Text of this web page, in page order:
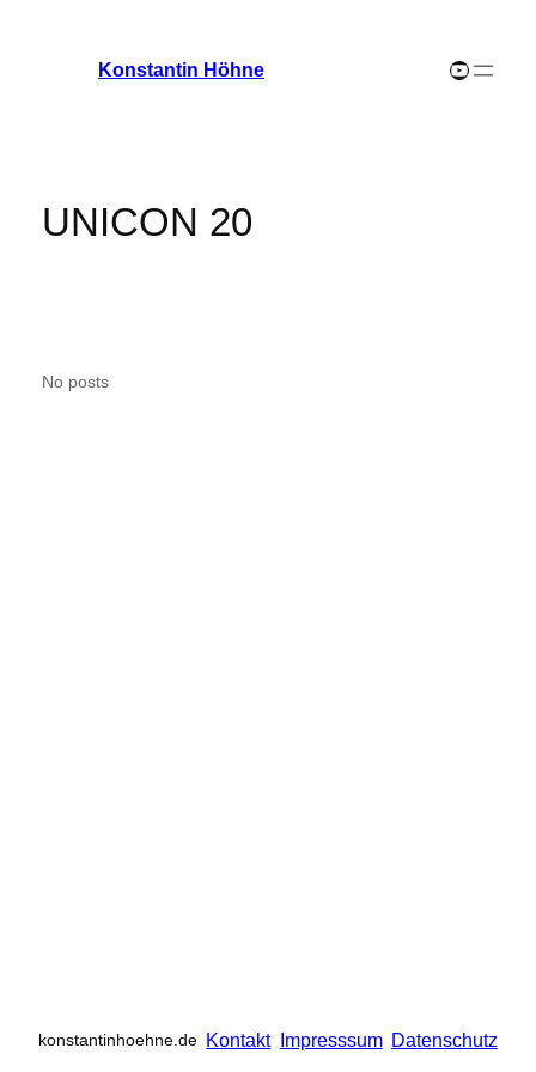
Konstantin Höhne YouTube-Channel
UNICON 20
No posts
konstantinhoehne.de Kontakt Impresssum Datenschutz